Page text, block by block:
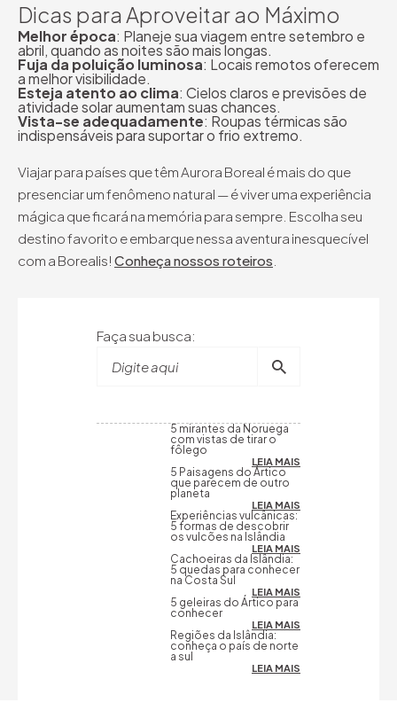
Dicas para Aproveitar ao Máximo
Melhor época: Planeje sua viagem entre setembro e
abril, quando as noites são mais longas.
Fuja da poluição luminosa: Locais remotos oferecem
a melhor visibilidade.
Esteja atento ao clima: Cielos claros e previsões de
atividade solar aumentam suas chances.
Vista-se adequadamente: Roupas térmicas são
indispensáveis para suportar o frio extremo.
Viajar para países que têm Aurora Boreal é mais do que
presenciar um fenômeno natural — é viver uma experiência
mágica que ficará na memória para sempre. Escolha seu
destino favorito e embarque nessa aventura inesquecível
com a Borealis! Conheça nossos roteiros
Faça sua busca:
5 mirantes da Noruega
com vistas de tirar o
fôlego
LEIA MAIS
5 Paisagens do Ártico
que parecem de outro
planeta
LEIA MAIS
Experiências vulcânicas:
5 formas de descobrir
os vulcões na Islândia
LEIA MAIS
Cachoeiras da Islândia:
5 quedas para conhecer
na Costa Sul
LEIA MAIS
5 geleiras do Ártico para
conhecer
LEIA MAIS
Regiões da Islândia:
conheça o país de norte
a sul
LEIA MAIS